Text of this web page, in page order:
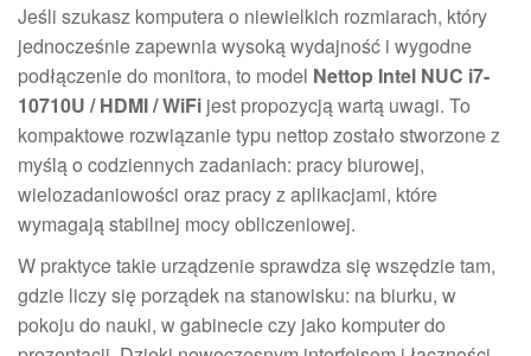
Jeśli szukasz komputera o niewielkich rozmiarach, który
jednocześnie zapewnia wysoką wydajność i wygodne
podłączenie do monitora, to model Nettop Intel NUC i7-
10710U / HDMI / WiFi jest propozycją wartą uwagi. To
kompaktowe rozwiązanie typu nettop zostało stworzone z
myślą o codziennych zadaniach: pracy biurowej,
wielozadaniowości oraz pracy z aplikacjami, które
wymagają stabilnej mocy obliczeniowej.
W praktyce takie urządzenie sprawdza się wszędzie tam,
gdzie liczy się porządek na stanowisku: na biurku, w
pokoju do nauki, w gabinecie czy jako komputer do